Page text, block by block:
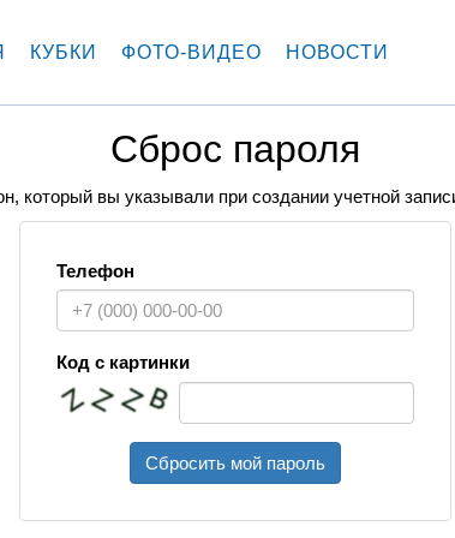
КУБКИ ФОТО-ВИДЕО НОВОСТИ
Сброс пароля
который вы указывали при создании учетной
Телефон
Код с картинки
Сбросить мой пароль